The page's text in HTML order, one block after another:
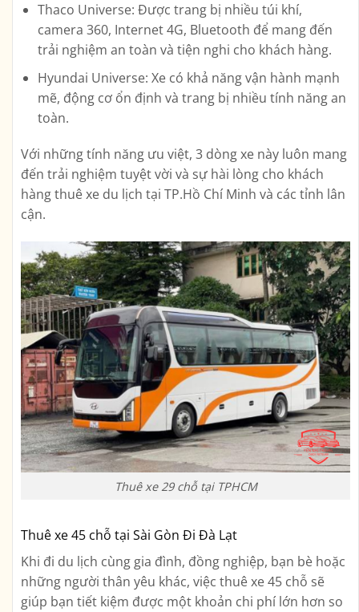
Thaco Universe: Được trang bị nhiều túi khí,
camera 360, Internet 4G, Bluetooth để mang đến
trải nghiệm an toàn và tiện nghi cho khách hàng.
Hyundai Universe: Xe có khả năng vận hành mạnh
mẽ, động cơ ổn định và trang bị nhiều tính năng an
toàn.
Với những tính năng ưu việt, 3 dòng xe này luôn mang
đến trải nghiệm tuyệt vời và sự hài lòng cho khách
hàng thuê xe du lịch tại TP.Hồ Chí Minh và các tỉnh lân
cận.
Thuê xe 29 chỗ tại TPHCM
Thuê xe 45 chỗ tại Sài Gòn Đi Đà Lạt
Khi đi du lịch cùng gia đình, đồng nghiệp, bạn bè hoặc
những người thân yêu khác, việc thuê xe 45 chỗ sẽ
giúp bạn tiết kiệm được một khoản chi phí lớn hơn so